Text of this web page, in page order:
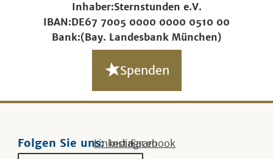
Inhaber:Sternstunden e.V.
IBAN:DE67 7005 0000 0000 0510 00
Bank:(Bay. Landesbank München)
Spenden
Folgen Sie uns:Linkedin
Instagram
Facebook